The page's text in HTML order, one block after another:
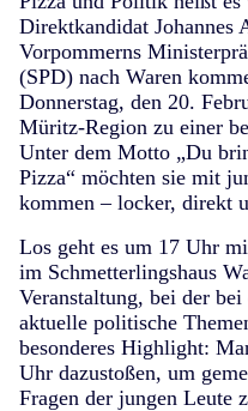
Direktkandidat Johannes
Vorpommerns
(SPD) nach Waren
Donnerstag, den 20.
Müritz-Region zu einer
Unter dem Motto „Du
Pizza“ möchten sie mit
kommen – locker, direkt
Los geht es um 17 Uhr
im Schmetterlingshaus
Veranstaltung, bei der
aktuelle politische
besonderes Highlight:
Uhr dazustoßen, um
Fragen der jungen Leute